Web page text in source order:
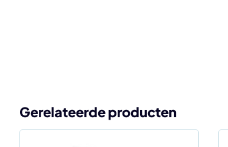
Gerelateerde producten